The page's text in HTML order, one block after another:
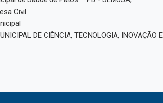
Civil
DE CIÊNCIA, TECNOLOGIA, INOVAÇÃO E